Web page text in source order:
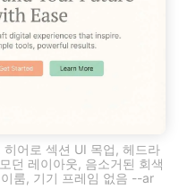
어로 섹션 UI 목업, 헤드라
던 레이아웃, 음소거된 회색
룸, 기기 프레임 없음 --ar